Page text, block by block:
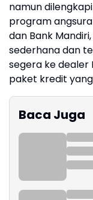
namun
program
dan Bank
sederhana dan
segera ke dealer
paket kredit
Baca Juga